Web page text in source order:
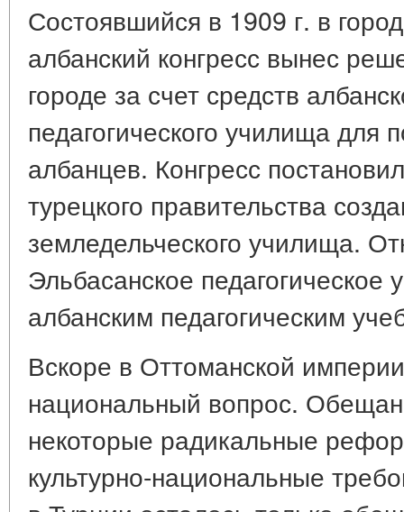
Состоявшийся в 1909 г. в
албанский конгресс вынес
городе за счет средств
педагогического училища для
албанцев. Конгресс
турецкого правительства
земледельческого училища.
Эльбасанское
албанским педагогическим
Вскоре в Оттоманской
национальный вопрос.
некоторые радикальные
культурно-национальные